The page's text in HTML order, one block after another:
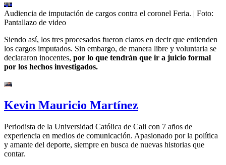
Audiencia de imputación de cargos contra el coronel Feria. | Foto:
Pantallazo de video
Siendo así, los tres procesados fueron claros en decir que entienden
los cargos imputados. Sin embargo, de manera libre y voluntaria se
declararon inocentes, por lo que tendrán que ir a juicio formal
por los hechos investigados.
Kevin Mauricio Martínez
Periodista de la Universidad Católica de Cali con 7 años de
experiencia en medios de comunicación. Apasionado por la política
y amante del deporte, siempre en busca de nuevas historias que
contar.